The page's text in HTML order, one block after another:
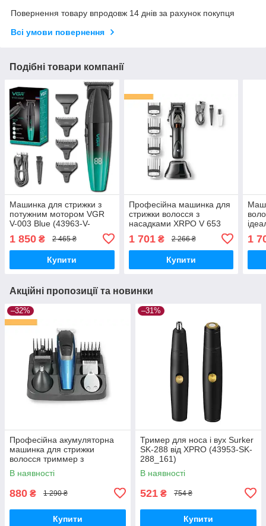
Повернення товару впродовж 14 днів за рахунок покупця
Всі умови повернення
Подібні товари компанії
Машинка для стрижки з
потужним мотором VGR
V-003 Blue (43963-V-
1 850 ₴ 2 465 ₴
Купити
Професійна машинка для
стрижки волосся з
насадками XRPO V 653
653_910)
1 701₴ 2 266 ₴
Купити
1
Акційні пропозиції та новинки
–32%
Професійна акумуляторна
машинка для стрижки
волосся триммер з
насадками XRPO V-172 синя
(V-172_501)
В наявності
880 ₴ 1 290 ₴
Купити
–31%
Тример для носа і вух Surker
SK-288 від XPRO (43953-SK-
288_161)
В наявності
521 ₴ 754 ₴
Купити